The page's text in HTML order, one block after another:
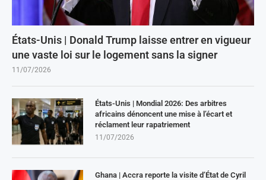
États-Unis | Donald Trump laisse entrer en vigueur
une vaste loi sur le logement sans la signer
11/07/2026
États-Unis | Mondial 2026: Des arbitres
africains dénoncent une mise à l’écart et
réclament leur rapatriement
11/07/2026
Ghana | Accra reporte la visite d’État de Cyril